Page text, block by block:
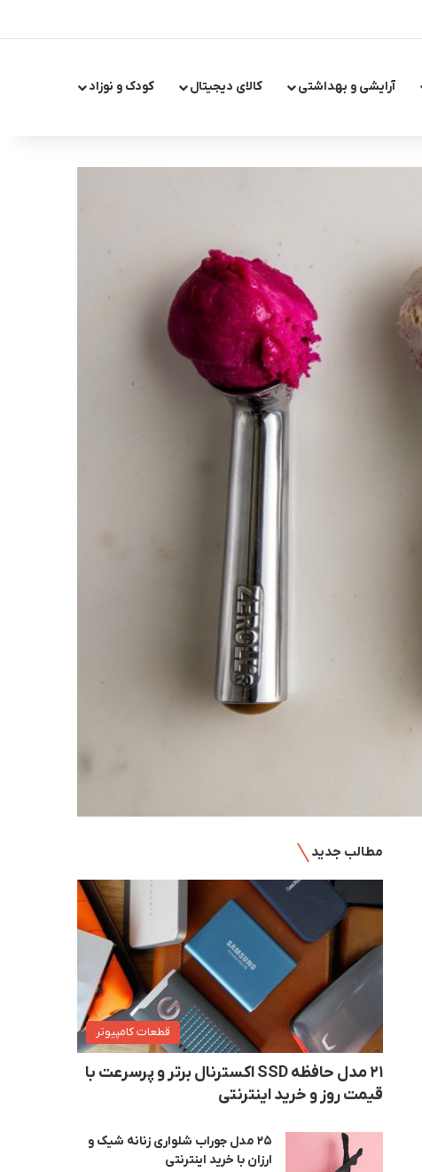
آرایشی و بهداشتی کالای دیجیتال کودک و نوزاد
مطالب جدید
قطعات کامپیوتر
21 مدل حافظه SSD اکسترنال برتر و پرسرعت با
قیمت روز و خرید اینترنتی
25 مدل جوراب شلواری زنانه شیک و
ارزان با خرید اینترنتی